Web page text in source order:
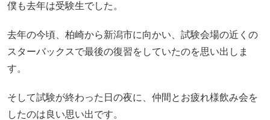
僕も去年は受験生でした。
去年の今頃、柏崎から新潟市に向かい、試験会場の近くの
スターバックスで最後の復習をしていたのを思い出しま
す。
そして試験が終わった日の夜に、仲間とお疲れ様飲み会を
したのは良い思い出です。